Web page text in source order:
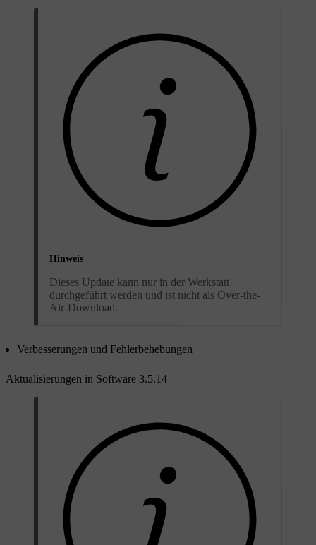
Hinweis
Dieses Update kann nur in der Werkstatt
durchgeführt werden und ist nicht als Over-the-
Air-Download.
Verbesserungen und Fehlerbehebungen
Aktualisierungen in Software 3.5.14